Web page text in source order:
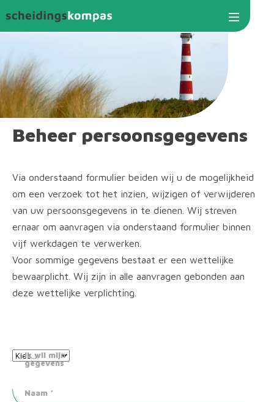
Beheer persoonsgegevens
Via onderstaand formulier beiden wij u de mogelijkheid
om een verzoek tot het inzien, wijzigen of verwijderen
van uw persoonsgegevens in te dienen. Wij streven
ernaar om aanvragen via onderstaand formulier binnen
vijf werkdagen te verwerken.
Voor sommige gegevens bestaat er een wettelijke
bewaarplicht. Wij zijn in alle aanvragen gebonden aan
deze wettelijke verplichting.
Ik wil mijn
gegevens*
Naam *